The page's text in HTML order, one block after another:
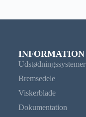
INFORMATION
Udstødningssystemer
Bremsedele
Viskerblade
Dokumentation